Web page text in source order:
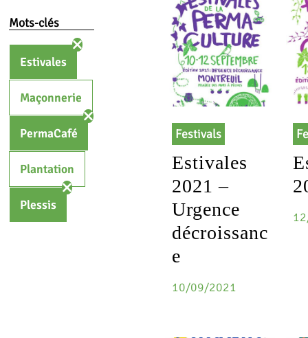
Mots-clés
Estivales
Maçonnerie
PermaCafé
Plantation
Plessis
Festivals
Estivales
2021 –
Urgence
décroissanc
e
10/09/2021